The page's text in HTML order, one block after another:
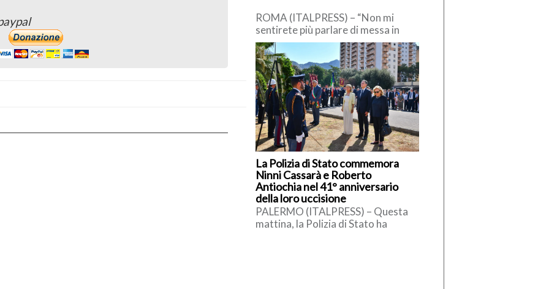
ROMA (ITALPRESS) – “Non mi
sentirete più parlare di messa in
sicurezza, chi lo dice è uno
sprovveduto, la scienza […]
La Polizia di Stato commemora
Ninni Cassarà e Roberto
Antiochia nel 41° anniversario
della loro uccisione
PALERMO (ITALPRESS) – Questa
mattina, la Polizia di Stato ha